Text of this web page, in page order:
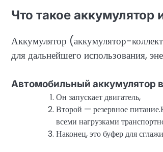
Что такое
Аккумулятор (аккумулятор-
для дальнейшего использования,
Автомобильный аккумулятор
Он запускает двигатель,
Второй — резервное
всеми нагрузками
Наконец, это буфер для